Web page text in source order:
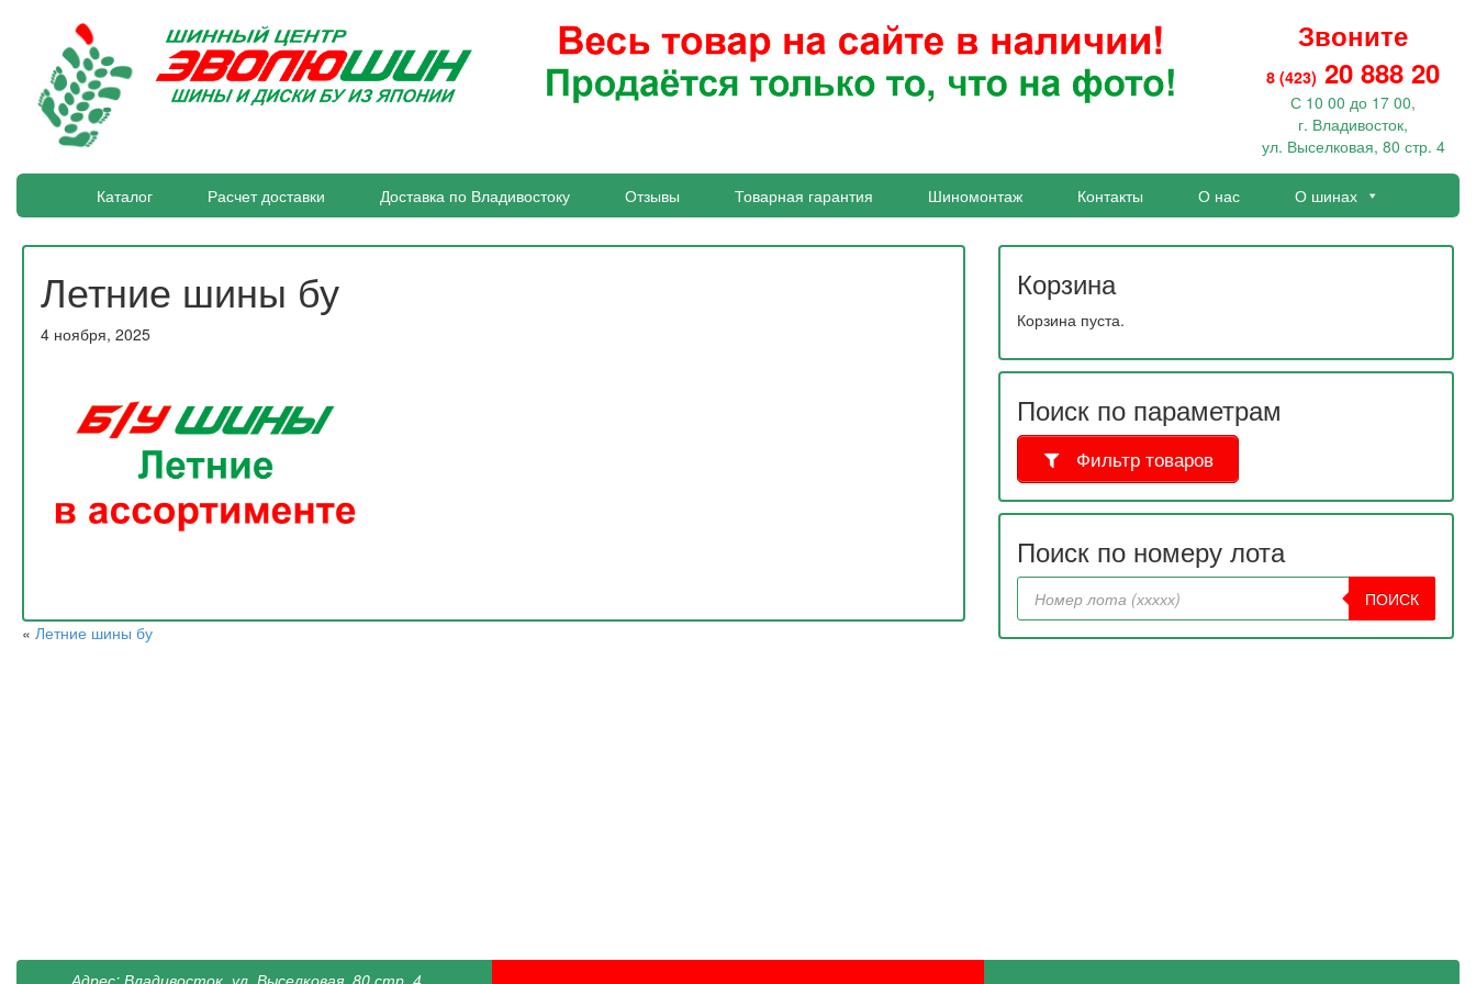
Звоните
8 (423) 20 888 20
С 10 00 до 17 00,
г. Владивосток,
ул. Выселковая, 80 стр. 4
Каталог Расчет доставки Доставка по Владивостоку Отзывы Товарная гарантия Шиномонтаж Контакты О нас О шинах
Летние шины бу
4 ноября, 2025
« Летние шины бу
Корзина
Корзина пуста.
Поиск по параметрам
Фильтр товаров
Поиск по номеру лота
ПОИСК
Адрес: Владивосток, ул. Выселковая, 80 стр. 4